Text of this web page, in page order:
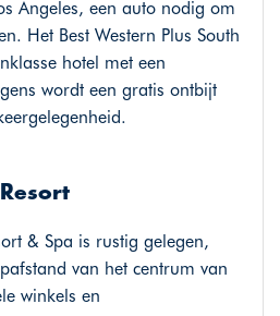
Angeles, een auto nodig om
Het Best Western Plus South
hotel met een
wordt een gratis ontbijt
& Spa is rustig gelegen,
van het centrum van
winkels en